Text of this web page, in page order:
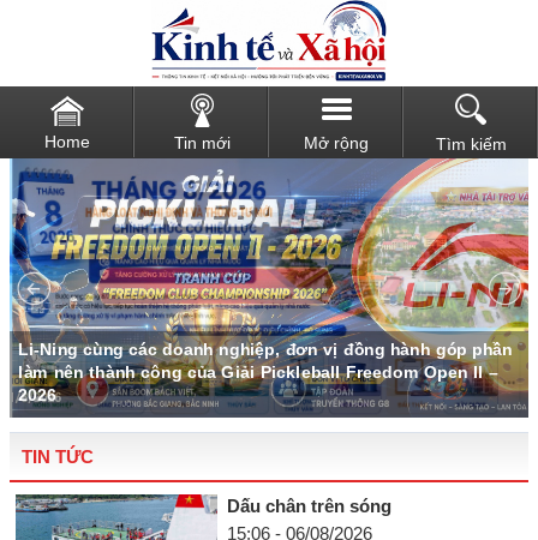
Home Tin mới Mở rộng Tìm kiếm
Li-Ning cùng các doanh nghiệp, đơn vị đồng hành góp phần
làm nên thành công của Giải Pickleball Freedom Open II –
2026
TIN TỨC
Dấu chân trên sóng
15:06 - 06/08/2026